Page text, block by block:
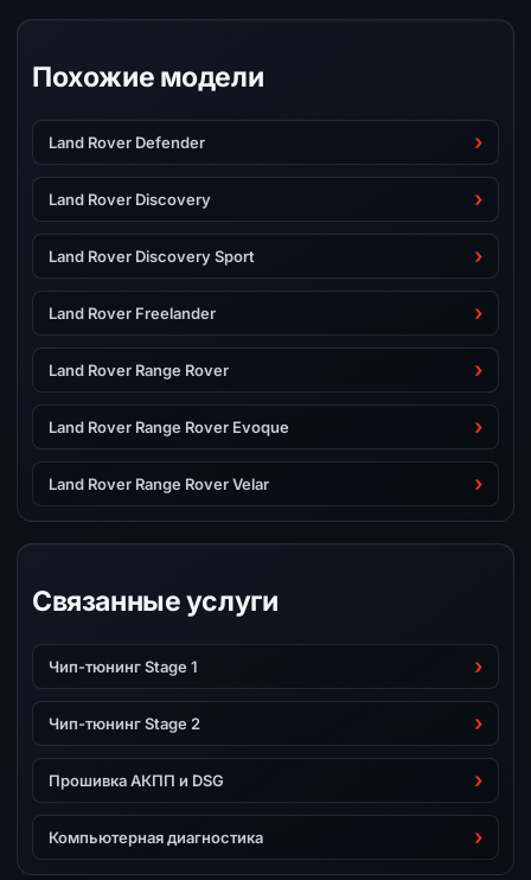
Похожие модели
Land Rover Defender
Land Rover Discovery
Land Rover Discovery Sport
Land Rover Freelander
Land Rover Range Rover
Land Rover Range Rover Evoque
Land Rover Range Rover Velar
Связанные услуги
Чип-тюнинг Stage 1
Чип-тюнинг Stage 2
Прошивка АКПП и DSG
Компьютерная диагностика